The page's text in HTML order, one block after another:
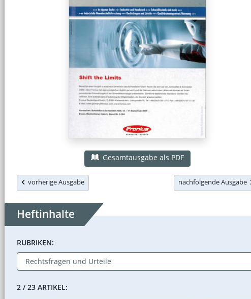
Gesamtausgabe als PDF
vorherige Ausgabe nachfolgende Ausgabe
Heftinhalte
RUBRIKEN:
2 / 23 ARTIKEL: